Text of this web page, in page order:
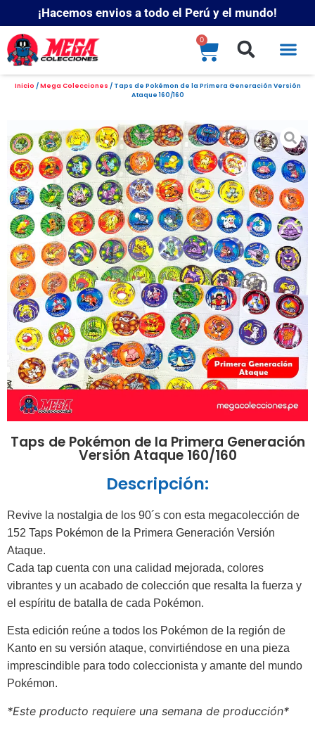
¡Hacemos envios a todo el Perú y el mundo!
0
Inicio /Mega Colecciones / Taps de Pokémon de la Primera Generación Versión
Ataque 160/160
Taps de Pokémon de la Primera Generación
Versión Ataque 160/160
Descripción:
Revive la nostalgia de los 90´s con esta megacolección de
152 Taps Pokémon de la Primera Generación Versión
Ataque.
Cada tap cuenta con una calidad mejorada, colores
vibrantes y un acabado de colección que resalta la fuerza y
el espíritu de batalla de cada Pokémon.
Esta edición reúne a todos los Pokémon de la región de
Kanto en su versión ataque, convirtiéndose en una pieza
imprescindible para todo coleccionista y amante del mundo
Pokémon.
*Este producto requiere una semana de producción*